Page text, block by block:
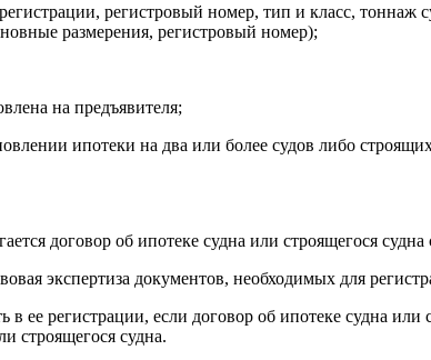
регистровый номер, тип и класс, тоннаж
размерения, регистровый номер);
на предъявителя;
ипотеки на два или более судов либо
договор об ипотеке судна или строящегося
экспертиза документов, необходимых для
ее регистрации, если договор об ипотеке судна
строящегося судна.